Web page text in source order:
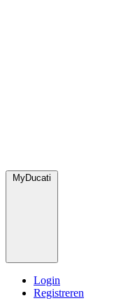
MyDucati
Login
Registreren